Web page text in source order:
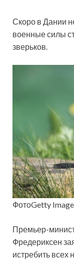
Скоро в Дании
военные силы
зверьков.
ФотоGetty
Премьер-
Фредериксен
истребить всех